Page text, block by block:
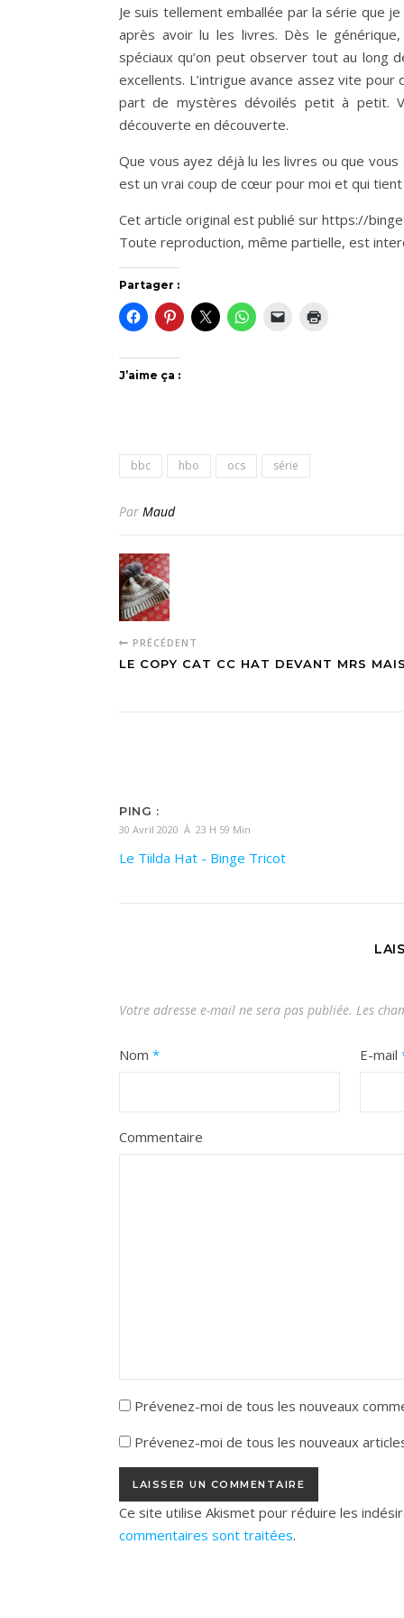
Je suis tellement emballée par la série que
après avoir lu les livres. Dès le
spéciaux qu’on peut observer tout au long
excellents. L’intrigue avance assez vite pour
part de mystères dévoilés petit à petit.
découverte en découverte.
Que vous ayez déjà lu les livres ou que
est un vrai coup de cœur pour moi et qui
Cet article original est publié sur https://
Toute reproduction, même partielle, est
Partager :
J’aime ça :
bbc hbo ocs série
Par Maud
PRÉCÉDENT
LE COPY CAT CC HAT DEVANT MRS
PING :
30 Avril 2020 À 23 H 59 Min
Le Tiilda Hat - Binge Tricot
Votre adresse e-mail ne sera pas publiée. Les
Nom * E-mail
Commentaire
Prévenez-moi de tous les nouveaux
Prévenez-moi de tous les nouveaux
Ce site utilise Akismet pour réduire les
commentaires sont traitées.